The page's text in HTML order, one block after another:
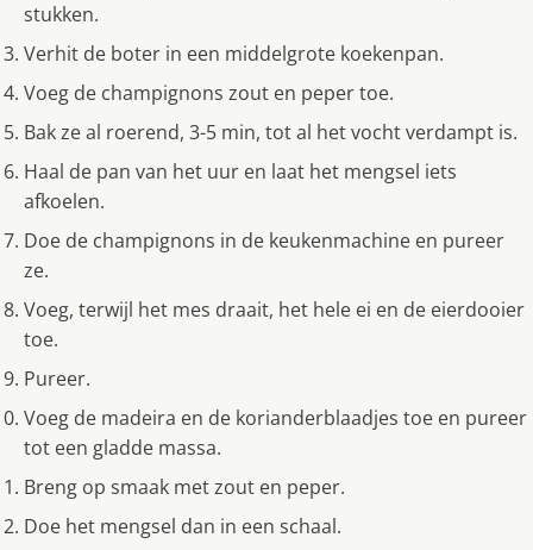
stukken.
Verhit de boter in een middelgrote koekenpan.
Voeg de champignons zout en peper toe.
Bak ze al roerend, 3-5 min, tot al het vocht verdampt is.
Haal de pan van het uur en laat het mengsel iets
afkoelen.
Doe de champignons in de keukenmachine en pureer
ze.
Voeg, terwijl het mes draait, het hele ei en de eierdooier
toe.
Pureer.
Voeg de madeira en de korianderblaadjes toe en pureer
tot een gladde massa.
Breng op smaak met zout en peper.
Doe het mengsel dan in een schaal.